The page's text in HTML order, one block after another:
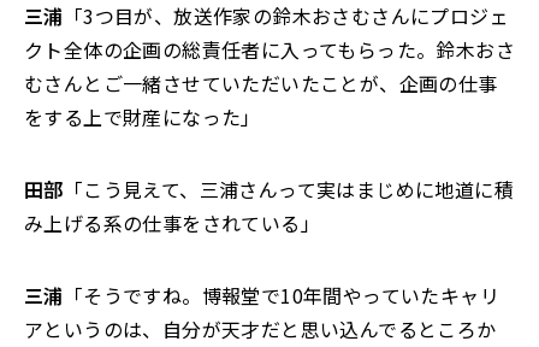
三浦 「3つ目が、放送作家の鈴木おさむさんにプロジェ
クト全体の企画の総責任者に入ってもらった。鈴木おさ
むさんとご一緒させていただいたことが、企画の仕事
をする上で財産になった」
田部 「こう見えて、三浦さんって実はまじめに地道に積
み上げる系の仕事をされている」
三浦 「そうですね。博報堂で10年間やっていたキャリ
アというのは、自分が天才だと思い込んでるところか